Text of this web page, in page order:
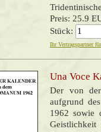
Preis: 25.9
Stück:
Ihr Vertragspartner
Una Voce
Der von der
aufgrund
1962 sowie